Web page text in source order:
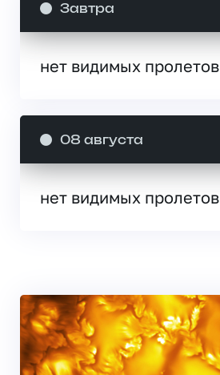
Завтра
нет видимых пролетов
08 августа
нет видимых пролетов